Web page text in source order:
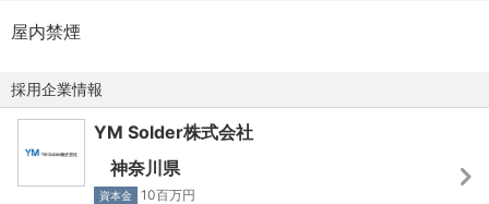
【待遇・福利厚生】
資格取得支援
育児支援制度（外部相談窓口設置、ベビーシッター利用サ
ポートなど）
復職制度
勤務時間短縮措置
屋内禁煙
採用企業情報
YM Solder株式会社
神奈川県
資本金 10百万円